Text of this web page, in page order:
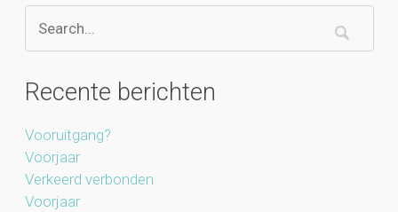
Recente berichten
Vooruitgang?
Voorjaar
Verkeerd verbonden
Voorjaar